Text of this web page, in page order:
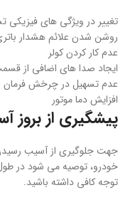
تغییر در ویژگی های فیزیکی
روشن شدن علائم هشدار
عدم کار کردن کولر
ایجاد صدا های اضافی از
عدم تسهیل در چرخش فرمان
افزایش دما موتور
پیشگیری از بروز
جهت جلوگیری از آسیب
خودرو، توصیه می شود در طول
توجه کافی داشته باشید.